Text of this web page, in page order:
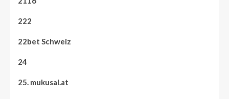
222
22bet Schweiz
24
25. mukusal.at